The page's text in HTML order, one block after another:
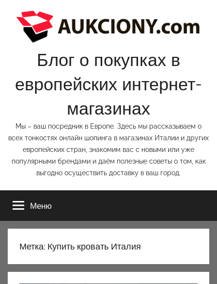
содержимому
Блог о покупках в
европейских интернет-
магазинах
Мы – ваш посредник в Европе. Здесь мы рассказываем о
всех тонкостях онлайн шопинга в магазинах Италии и других
европейских стран, знакомим вас с новыми или уже
популярными брендами и даём полезные советы о том, как
выгодно осуществить доставку в ваш город.
Меню
Метка: Купить кровать Италия